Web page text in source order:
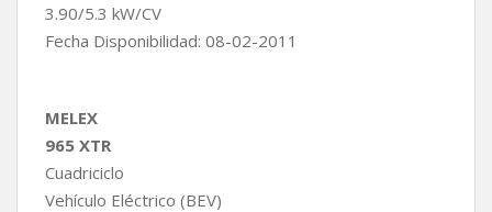
3.90/5.3 kW/CV
Fecha Disponibilidad: 08-02-2011
MELEX
965 XTR
Cuadriciclo
Vehículo Eléctrico (BEV)